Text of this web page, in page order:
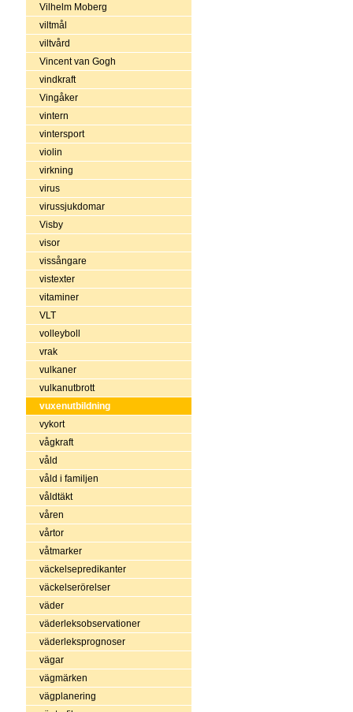
Vilhelm Moberg
viltmål
viltvård
Vincent van Gogh
vindkraft
Vingåker
vintern
vintersport
violin
virkning
virus
virussjukdomar
Visby
visor
vissångare
vistexter
vitaminer
VLT
volleyboll
vrak
vulkaner
vulkanutbrott
vuxenutbildning
vykort
vågkraft
våld
våld i familjen
våldtäkt
våren
vårtor
våtmarker
väckelsepredikanter
väckelserörelser
väder
väderleksobservationer
väderleksprognoser
vägar
vägmärken
vägplanering